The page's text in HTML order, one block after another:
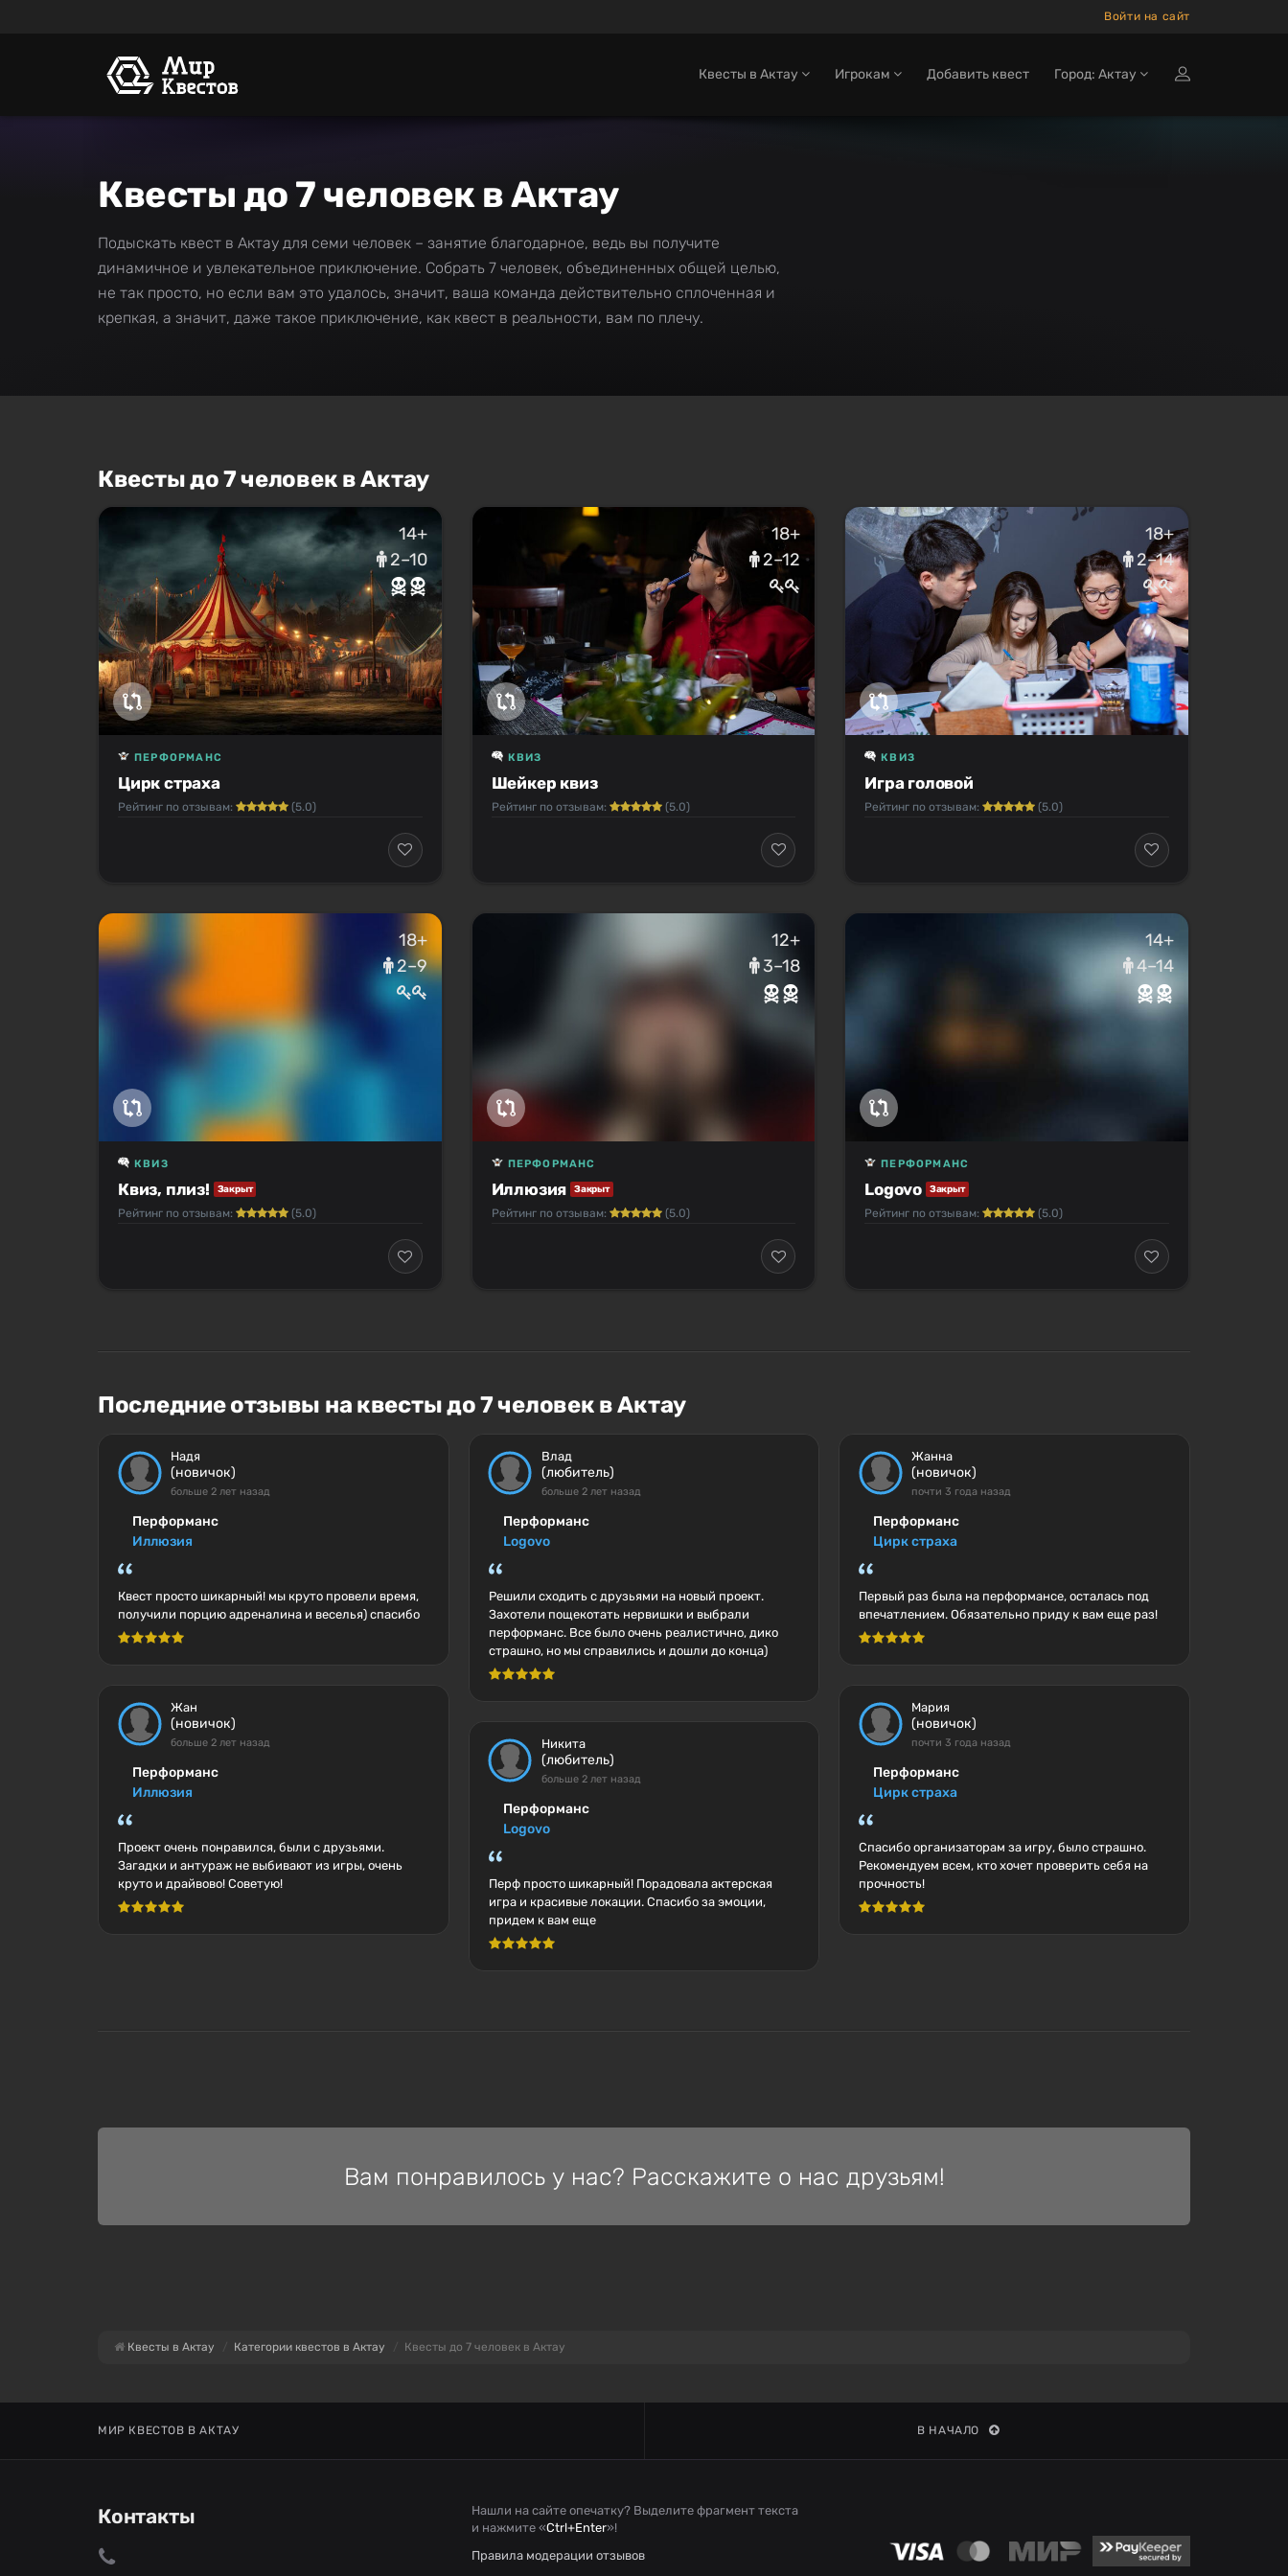
Войти на сайт
Квесты в Актау Игрокам Добавить квест Город: Актау
Квесты до 7 человек в Актау
Подыскать квест в Актау для семи человек – занятие благодарное, ведь вы получите
динамичное и увлекательное приключение. Собрать 7 человек, объединенных общей целью,
не так просто, но если вам это удалось, значит, ваша команда действительно сплоченная и
крепкая, а значит, даже такое приключение, как квест в реальности, вам по плечу.
Квесты до 7 человек в Актау
14+
2–10
Цирк страха
ПЕРФОРМАНС
Рейтинг по отзывам: (5.0)
18+
2–12
Шейкер квиз
КВИЗ
Рейтинг по отзывам: (5.0)
18+
2–14
Игра головой
КВИЗ
Рейтинг по отзывам: (5.0)
18+
2–9
Квиз, плиз! Закрыт
КВИЗ
Рейтинг по отзывам: (5.0)
12+
3–18
Иллюзия Закрыт
ПЕРФОРМАНС
Рейтинг по отзывам: (5.0)
14+
4–14
Logovo Закрыт
ПЕРФОРМАНС
Рейтинг по отзывам: (5.0)
Последние отзывы на квесты до 7 человек в Актау
Надя
(новичок)
больше 2 лет назад
Перформанс
Иллюзия
Квест просто шикарный! мы круто провели время,
получили порцию адреналина и веселья) спасибо
Жан
(новичок)
больше 2 лет назад
Перформанс
Иллюзия
Проект очень понравился, были с друзьями.
Загадки и антураж не выбивают из игры, очень
круто и драйвово! Советую!
Влад
(любитель)
больше 2 лет назад
Перформанс
Logovo
Решили сходить с друзьями на новый проект.
Захотели пощекотать нервишки и выбрали
перформанс. Все было очень реалистично, дико
страшно, но мы справились и дошли до конца)
Никита
(любитель)
больше 2 лет назад
Перформанс
Logovo
Перф просто шикарный! Порадовала актерская
игра и красивые локации. Спасибо за эмоции,
придем к вам еще
Жанна
(новичок)
почти 3 года назад
Перформанс
Цирк страха
Первый раз была на перформансе, осталась под
впечатлением. Обязательно приду к вам еще раз!
Мария
(новичок)
почти 3 года назад
Перформанс
Цирк страха
Спасибо организаторам за игру, было страшно.
Рекомендуем всем, кто хочет проверить себя на
прочность!
Вам понравилось у нас? Расскажите о нас друзьям!
Квесты в Актау Категории квестов в Актау Квесты до 7 человек в Актау
МИР КВЕСТОВ В АКТАУ В НАЧАЛО
Контакты
Нашли на сайте опечатку? Выделите фрагмент текста
и нажмите «Ctrl+Enter»!
Правила модерации отзывов